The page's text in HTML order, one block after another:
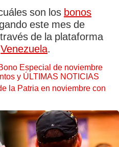
son los bonos
este mes de
de la plataforma
Venezuela.
Especial de noviembre
y ÚLTIMAS NOTICIAS
la Patria en noviembre con